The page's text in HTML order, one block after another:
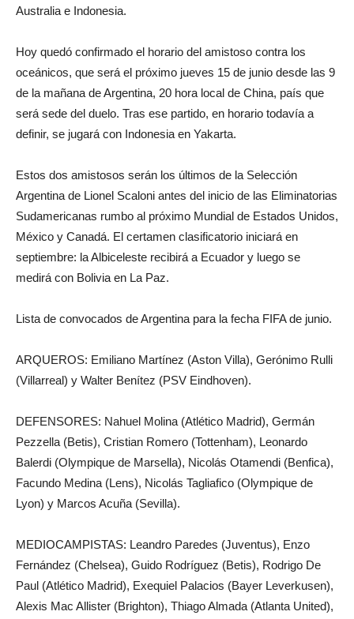
Australia e Indonesia.
Hoy quedó confirmado el horario del amistoso contra los
oceánicos, que será el próximo jueves 15 de junio desde las 9
de la mañana de Argentina, 20 hora local de China, país que
será sede del duelo. Tras ese partido, en horario todavía a
definir, se jugará con Indonesia en Yakarta.
Estos dos amistosos serán los últimos de la Selección
Argentina de Lionel Scaloni antes del inicio de las Eliminatorias
Sudamericanas rumbo al próximo Mundial de Estados Unidos,
México y Canadá. El certamen clasificatorio iniciará en
septiembre: la Albiceleste recibirá a Ecuador y luego se
medirá con Bolivia en La Paz.
Lista de convocados de Argentina para la fecha FIFA de junio.
ARQUEROS: Emiliano Martínez (Aston Villa), Gerónimo Rulli
(Villarreal) y Walter Benítez (PSV Eindhoven).
DEFENSORES: Nahuel Molina (Atlético Madrid), Germán
Pezzella (Betis), Cristian Romero (Tottenham), Leonardo
Balerdi (Olympique de Marsella), Nicolás Otamendi (Benfica),
Facundo Medina (Lens), Nicolás Tagliafico (Olympique de
Lyon) y Marcos Acuña (Sevilla).
MEDIOCAMPISTAS: Leandro Paredes (Juventus), Enzo
Fernández (Chelsea), Guido Rodríguez (Betis), Rodrigo De
Paul (Atlético Madrid), Exequiel Palacios (Bayer Leverkusen),
Alexis Mac Allister (Brighton), Thiago Almada (Atlanta United),